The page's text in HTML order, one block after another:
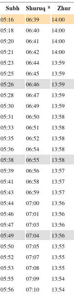
Subh Shuruq * Zhur
05:16 06:39 14:00
05:18 06:40 14:00
05:20 06:41 14:00
05:21 06:42 14:00
05:23 06:44 13:59
05:25 06:45 13:59
05:26 06:46 13:59
05:28 06:47 13:59
05:30 06:49 13:59
05:31 06:50 13:58
05:33 06:51 13:58
05:35 06:52 13:58
05:36 06:54 13:58
05:38 06:55 13:58
05:39 06:56 13:57
05:41 06:58 13:57
05:43 06:59 13:57
05:44 07:00 13:56
05:46 07:01 13:56
05:47 07:03 13:56
05:49 07:04 13:56
05:50 07:05 13:55
05:52 07:07 13:55
05:53 07:08 13:55
05:55 07:09 13:54
05:56 07:10 13:54